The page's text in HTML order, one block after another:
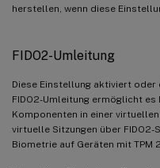
herstellen, wenn diese
FIDO2-Umleitung
Diese Einstellung aktiviert oder
FIDO2-Umleitung ermöglicht
Komponenten in einer
virtuelle Sitzungen über
Biometrie auf Geräten mit TPM